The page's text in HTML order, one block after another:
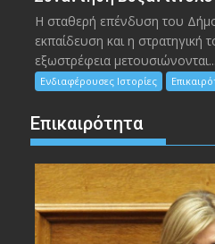
Η σταθερή επένδυση του
εκπαίδευση και η στρατηγική
εξωστρέφεια μετουσιώνονται...
Ενδιαφέρουσες Ιστορίες
Επικαιρότητα